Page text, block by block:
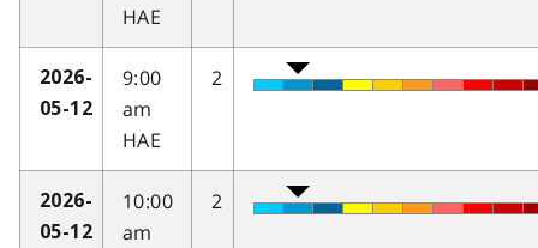
HAE
2026-
05-12
9:00
am
HAE
2
2026-
05-12
10:00
am
2